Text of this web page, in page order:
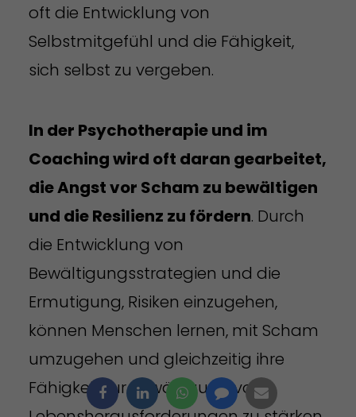
oft die Entwicklung von
Selbstmitgefühl und die Fähigkeit,
sich selbst zu vergeben.
In der Psychotherapie und im
Coaching wird oft daran gearbeitet,
die Angst vor Scham zu bewältigen
und die Resilienz zu fördern. Durch
die Entwicklung von
Bewältigungsstrategien und die
Ermutigung, Risiken einzugehen,
können Menschen lernen, mit Scham
umzugehen und gleichzeitig ihre
Fähigkeit zur Bewältigung von